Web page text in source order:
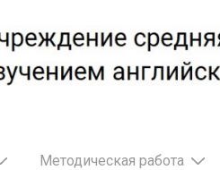
Методическая работа